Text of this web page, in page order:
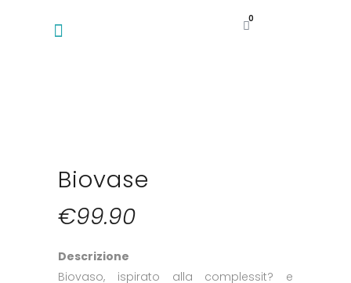
0
Biovase
€99.90
Descrizione
Biovaso, ispirato alla complessit? e